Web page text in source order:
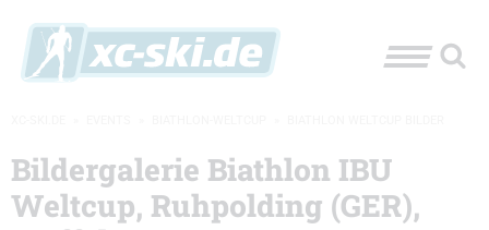
Bildergalerie Biathlon IBU
Weltcup, Ruhpolding (GER),